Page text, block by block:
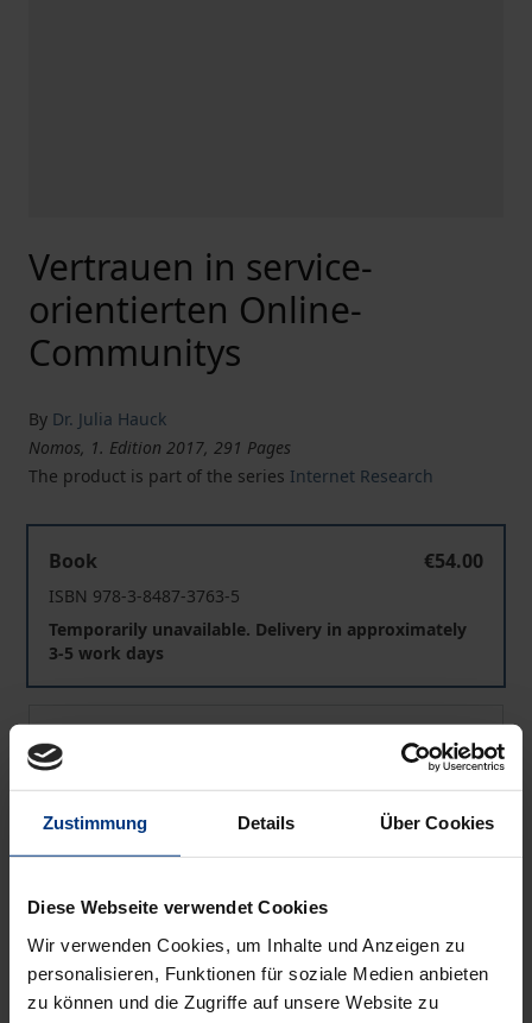
Zustimmung Details Über Cookies
Diese Webseite verwendet Cookies
Wir verwenden Cookies, um Inhalte und Anzeigen zu
personalisieren, Funktionen für soziale Medien anbieten
zu können und die Zugriffe auf unsere Website zu
Vertrauen in service-
orientierten Online-
Communitys
By Dr. Julia Hauck
Nomos, 1. Edition 2017, 291 Pages
The product is part of the series Internet Research
Book
€54.00
ISBN 978-3-8487-3763-5
Temporarily unavailable. Delivery in approximately
3-5 work days
Vertrauen in service-orientierten Online-Communitys
eBook
€54.00
ISBN 978-3-8452-8070-7
may vary at checkout.
Add to Cart